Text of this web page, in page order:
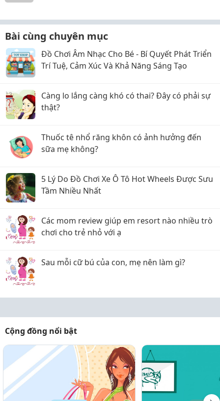
Bài cùng chuyên mục
Đồ Chơi Âm Nhạc Cho Bé - Bí Quyết Phát Triển
Trí Tuệ, Cảm Xúc Và Khả Năng Sáng Tạo
Càng lo lắng càng khó có thai? Đây có phải sự
thật?
Thuốc tê nhổ răng khôn có ảnh hưởng đến
sữa mẹ không?
5 Lý Do Đồ Chơi Xe Ô Tô Hot Wheels Được Sưu
Tầm Nhiều Nhất
Các mom review giúp em resort nào nhiều trò
chơi cho trẻ nhỏ với ạ
Sau mỗi cữ bú của con, mẹ nên làm gì?
Cộng đồng nổi bật